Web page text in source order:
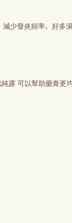
少發炎頻率。好多
可以幫助藥膏更